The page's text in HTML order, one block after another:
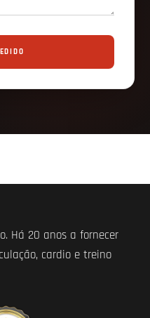
Há 20 anos a fornecer
cardio e treino